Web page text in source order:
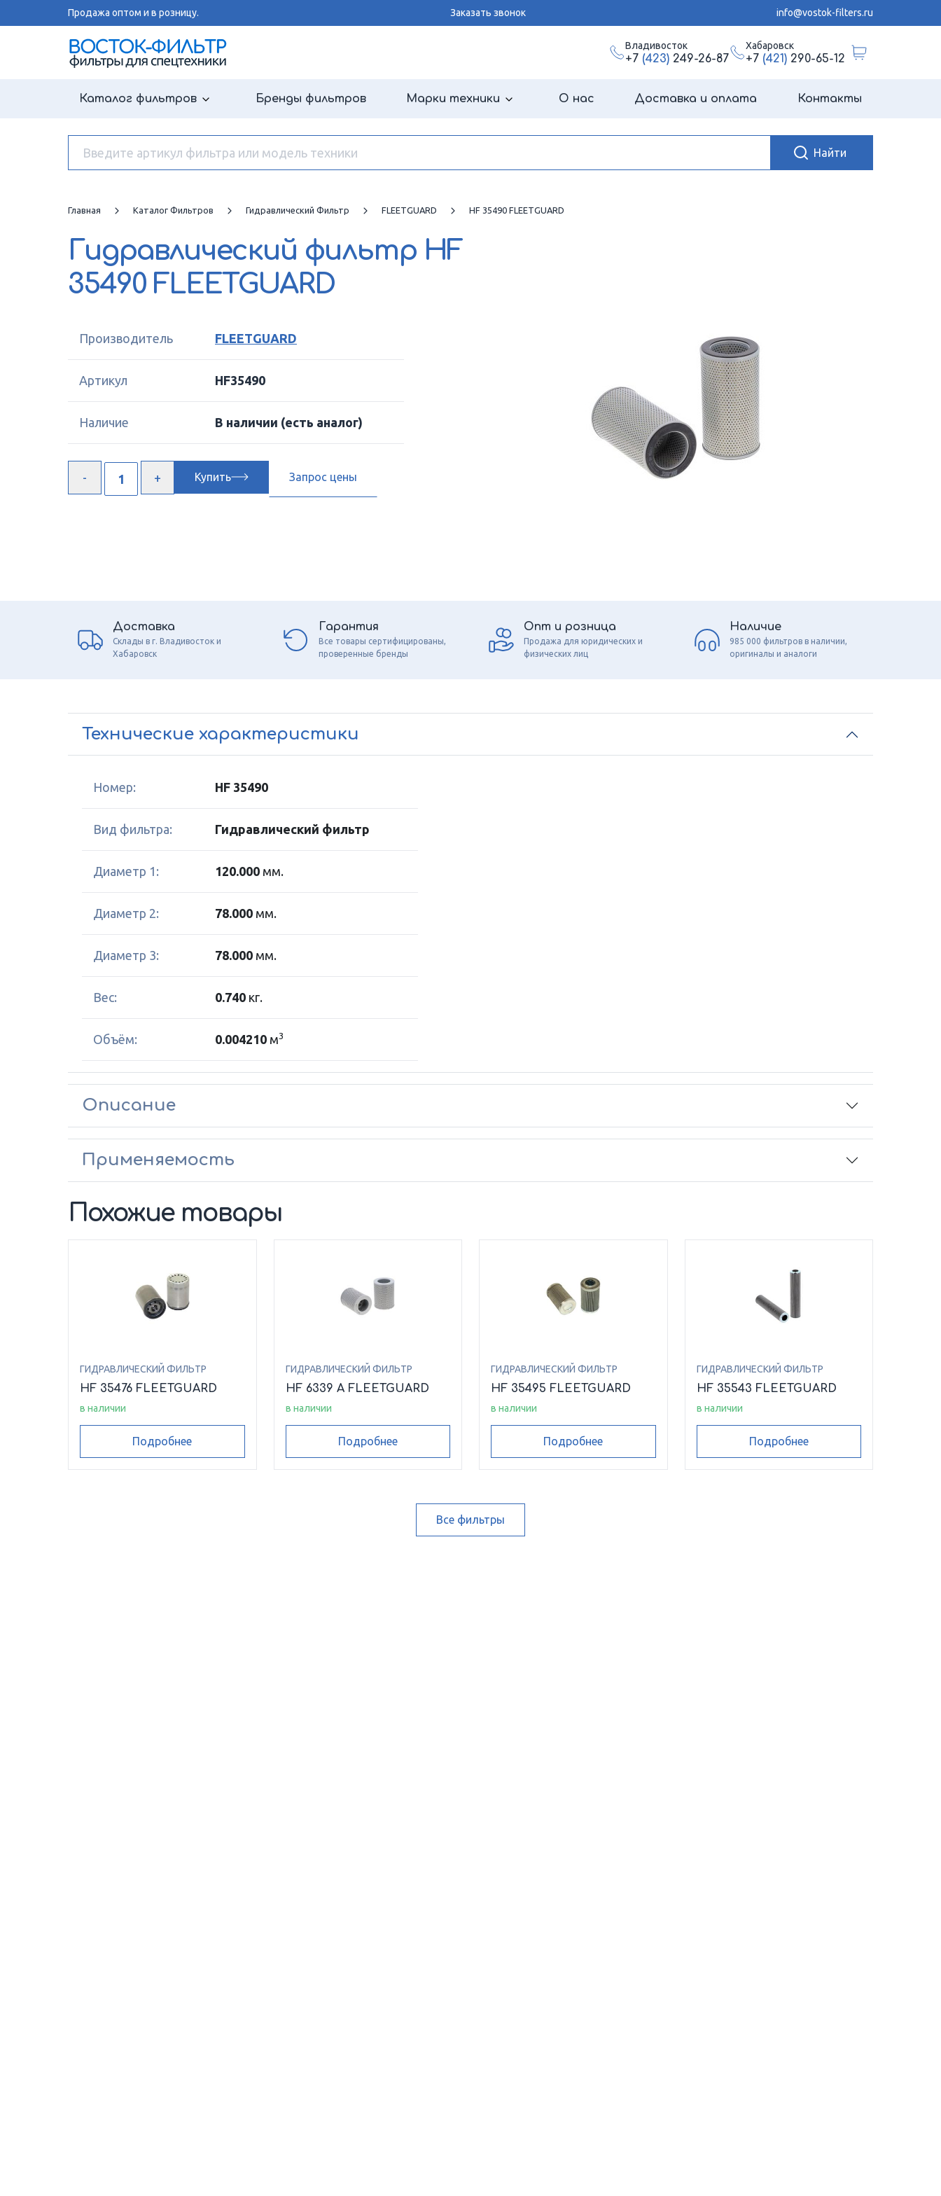
Продажа оптом и в розницу. Заказать звонок info@vostok-filters.ru
Владивосток
+7 (423)249-26-87
Хабаровск
+7 (421)290-65-12
Каталог фильтров Бренды фильтров Марки техники О нас Доставка и оплата Контакты
Главная Каталог Фильтров Гидравлический Фильтр FLEETGUARD HF 35490 FLEETGUARD
Гидравлический фильтр HF
35490 FLEETGUARD
Производитель FLEETGUARD
Артикул HF35490
Наличие В наличии (есть аналог)
Купить Запрос цены
Доставка
Склады в г. Владивосток и
Хабаровск
Гарантия
Все товары сертифицированы,
проверенные бренды
Опт и розница
Продажа для юридических и
физических лиц
Наличие
985 000 фильтров в наличии,
оригиналы и аналоги
Технические характеристики
Номер: HF 35490
Вид фильтра: Гидравлический фильтр
Диаметр 1: 120.000 мм.
Диаметр 2: 78.000 мм.
Диаметр 3: 78.000 мм.
Вес: 0.740 кг.
Объём: 0.004210 м3
Описание
Применяемость
Похожие товары
ГИДРАВЛИЧЕСКИЙ ФИЛЬТР
HF 35476 FLEETGUARD
в наличии
Подробнее
ГИДРАВЛИЧЕСКИЙ ФИЛЬТР
HF 6339 A FLEETGUARD
в наличии
Подробнее
ГИДРАВЛИЧЕСКИЙ ФИЛЬТР
HF 35495 FLEETGUARD
в наличии
Подробнее
ГИДРАВЛИЧЕСКИЙ ФИЛЬТР
HF 35543 FLEETGUARD
в наличии
Подробнее
Все фильтры